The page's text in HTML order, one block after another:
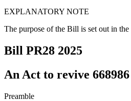
EXPLANATORY NOTE
The purpose of the Bill is set out in the
Bill PR28 2025
An Act to revive
Preamble